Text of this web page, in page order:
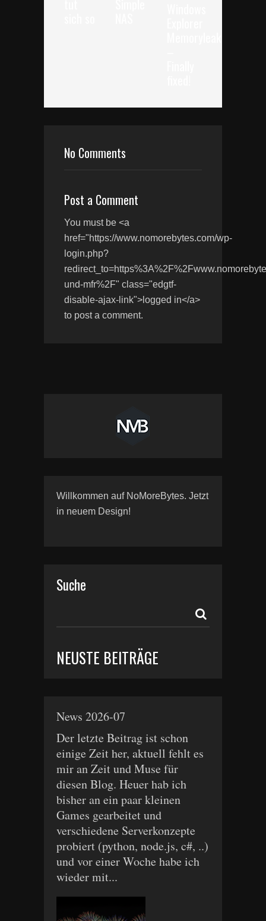
No Comments
Post a Comment
You must be <a
href="https://www.nomorebytes.com/wp-
login.php?
und-mfr%2F" class="edgtf-
disable-ajax-link">logged in</a>
to post a comment.
Willkommen auf NoMoreBytes. Jetzt
in neuem Design!
Suche
NEUSTE BEITRÄGE
News 2026-07
Der letzte Beitrag ist schon
einige Zeit her, aktuell fehlt es
mir an Zeit und Muse für
diesen Blog. Heuer hab ich
bisher an ein paar kleinen
Games gearbeitet und
verschiedene Serverkonzepte
probiert (python, node.js, c#, ..)
und vor einer Woche habe ich
wieder mit...